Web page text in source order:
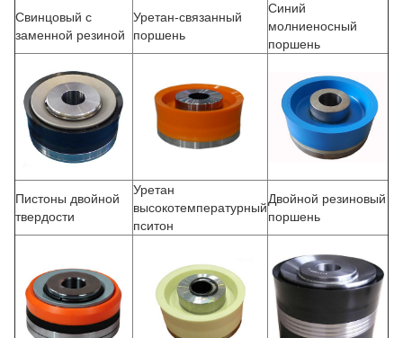
Свинцовый с
заменной резиной
Уретан-связанный
поршень
Синий
молниеносный
поршень
Пистоны двойной
твердости
Уретан
высокотемпературный
пситон
Двойной резиновый
поршень